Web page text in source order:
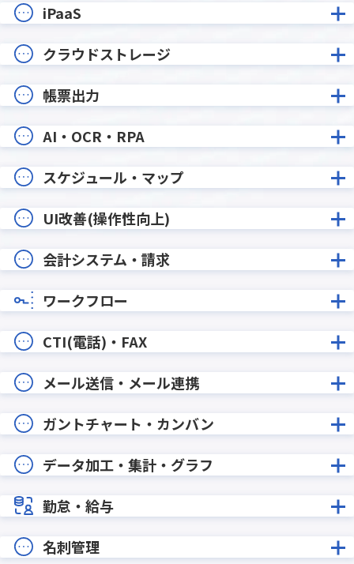
iPaaS
クラウドストレージ
帳票出力
AI・OCR・RPA
スケジュール・マップ
UI改善(操作性向上)
会計システム・請求
ワークフロー
CTI(電話)・FAX
メール送信・メール連携
ガントチャート・カンバン
データ加工・集計・グラフ
勤怠・給与
名刺管理